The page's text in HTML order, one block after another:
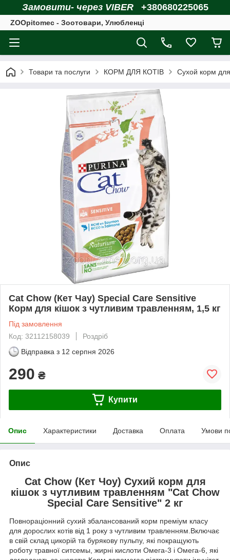
Замовити- через VIBER +380680225065
ZOOpitomec - Зоотовари, Улюбленці
Товари та послуги КОРМ ДЛЯ КОТІВ Сухой корм
Cat Chow (Кет Чау) Special Care Sensitive
Корм для кішок з чутливим травленням, 1,5 кг
Під замовлення
Код: 32112158039
Роздріб
Відправка з 12 серпня 2026
290 ₴
Купити
Опис Характеристики Доставка Оплата Умови
Опис
Cat Chow (Кет Чоу) Сухий корм для
кішок з чутливим травленням "Cat Chow
Special Care Sensitive" 2 кг
Повнораціонний сухий збалансований корм преміум класу
для дорослих котів від 1 року з чутливим травленням.Включає
в свій склад цикорій та бурякову пульпу, які покращують
роботу травної ситсемы, жирні кислоти Омега-3 і Омега-6, які